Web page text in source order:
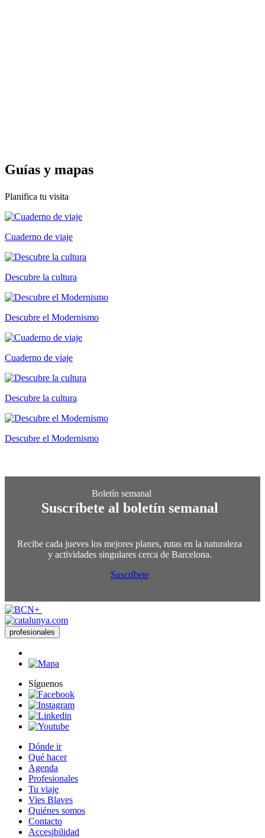
Guías y mapas
Planifica tu visita
Cuaderno de viaje
Descubre la cultura
Descubre el Modernismo
Cuaderno de viaje
Descubre la cultura
Descubre el Modernismo
Suscríbete al boletín semanal
Recibe cada jueves los mejores planes, rutas en la naturaleza
y actividades singulares cerca de Barcelona.
Suscríbete
profesionales
Síguenos
Dónde ir
Qué hacer
Agenda
Profesionales
Tu viaje
Vies Blaves
Quiénes somos
Contacto
Accesibilidad